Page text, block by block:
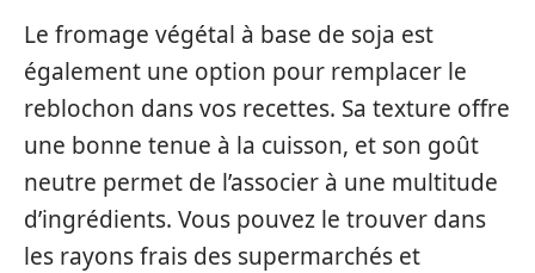
Le fromage végétal à base de soja est
également une option pour remplacer le
reblochon dans vos recettes. Sa texture offre
une bonne tenue à la cuisson, et son goût
neutre permet de l’associer à une multitude
d’ingrédients. Vous pouvez le trouver dans
les rayons frais des supermarchés et